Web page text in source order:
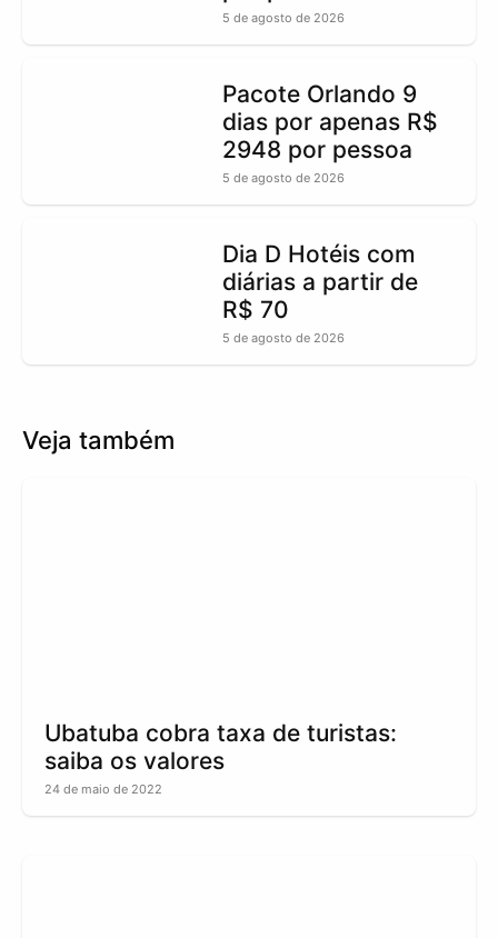
5 de agosto de 2026
Pacote Orlando 9
dias por apenas R$
2948 por pessoa
5 de agosto de 2026
Dia D Hotéis com
diárias a partir de
R$ 70
5 de agosto de 2026
Veja também
Ubatuba cobra taxa de turistas:
saiba os valores
24 de maio de 2022